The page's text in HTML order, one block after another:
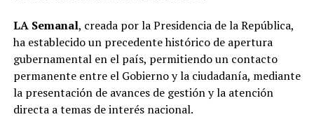
LA Semanal, creada por la Presidencia de la República,
ha establecido un precedente histórico de apertura
gubernamental en el país, permitiendo un contacto
permanente entre el Gobierno y la ciudadanía, mediante
la presentación de avances de gestión y la atención
directa a temas de interés nacional.